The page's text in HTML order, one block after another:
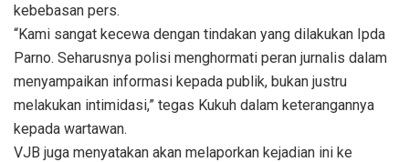
kebebasan pers.
“Kami sangat kecewa dengan tindakan yang dilakukan Ipda
Parno. Seharusnya polisi menghormati peran jurnalis dalam
menyampaikan informasi kepada publik, bukan justru
melakukan intimidasi,” tegas Kukuh dalam keterangannya
kepada wartawan.
VJB juga menyatakan akan melaporkan kejadian ini ke